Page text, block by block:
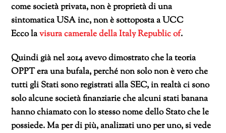
come società privata, non è proprietà di una
sintomatica USA inc, non è sottoposta a UCC
Ecco lavisura camerale della Italy Republic of.
Quindi già nel 2014 avevo dimostrato che la teoria
OPPT era una bufala, perché non solo non è vero che
tutti gli Stati sono registrati alla SEC, in realtà ci sono
solo alcune società finanziarie che alcuni stati banana
hanno chiamato con lo stesso nome dello Stato che le
possiede. Ma per di più, analizzati uno per uno, si vede